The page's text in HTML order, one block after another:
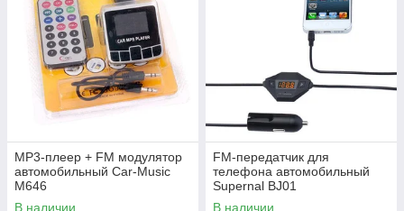
MP3-плеер + FM модулятор
автомобильный Car-Music
M646
В наличии
FM-передатчик для
телефона автомобильный
Supernal BJ01
В наличии